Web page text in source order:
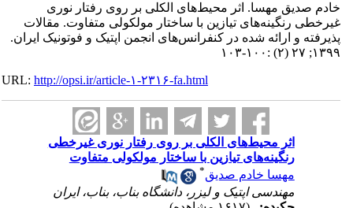
خادم صدیق مهسا. اثر محیط‌های الکلی بر روی رفتار نوری
غیرخطی رنگینه‌های تیازین با ساختار مولکولی متفاوت. مقالات
پذیرفته و ارائه شده در کنفرانس‌های انجمن اپتیک و فوتونیک ایران.
۱۳۹۹; ۲۷ (۲) :۱۰۰-۱۰۳
URL:http://opsi.ir/article-۱-۲۳۱۶-fa.html
اثر محیط‌های الکلی بر روی رفتار نوری غیرخطی
رنگینه‌های تیازین با ساختار مولکولی متفاوت
مهسا خادم صدیق*
مهندسی اپتیک و لیزر، دانشگاه بناب، بناب، ایران